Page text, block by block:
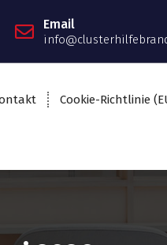
Email
Cookie-Richtlinie